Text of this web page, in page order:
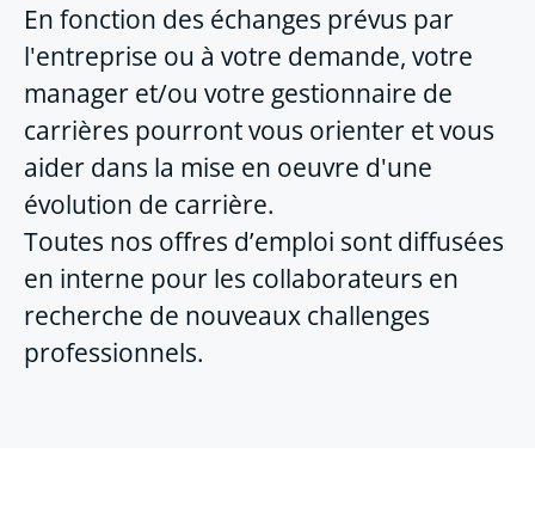
En fonction des échanges prévus par
l'entreprise ou à votre demande, votre
manager et/ou votre gestionnaire de
carrières pourront vous orienter et vous
aider dans la mise en oeuvre d'une
évolution de carrière.
Toutes nos offres d’emploi sont diffusées
en interne pour les collaborateurs en
recherche de nouveaux challenges
professionnels.